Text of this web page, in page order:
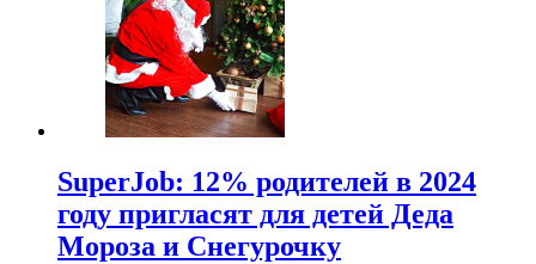
SuperJob: 12% родителей в 2024
году пригласят для детей Деда
Мороза и Снегурочку